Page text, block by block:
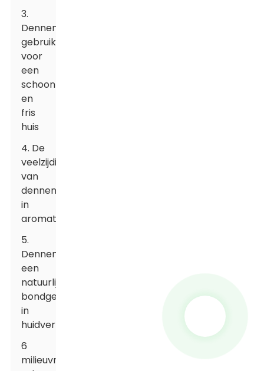
3.
Dennenolie
gebruiken
voor
een
schoon
en
fris
huis
4. De
veelzijdigheid
van
dennenolie
in
aromatherapie
5.
Dennenolie:
een
natuurlijke
bondgenoot
in
huidverzorging
6
milieuvriendelijke